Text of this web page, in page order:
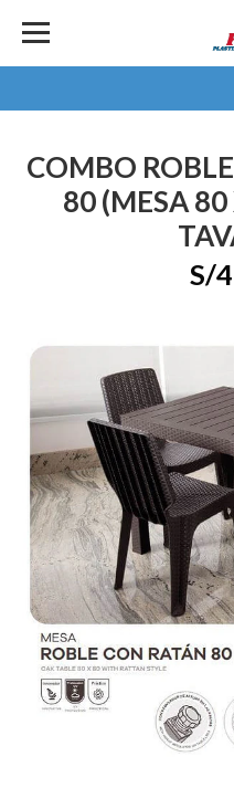
COMBO
80 (MESA 80
S/